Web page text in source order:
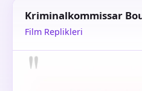
Kriminalkommissar
Film Replikleri